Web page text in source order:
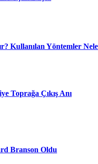
Kullanılan Yöntemler
Toprağa Çıkış Anı
Branson Oldu